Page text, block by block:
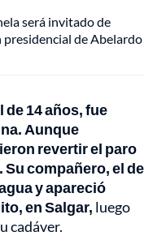
será invitado de
presidencial de Abelardo
14 años, fue
Aunque
revertir el paro
compañero, el de
y apareció
en Salgar, luego
cadáver.